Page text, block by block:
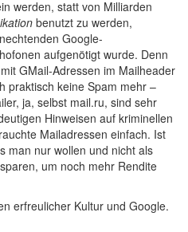
werden, statt von Milliarden
benutzt zu werden,
Google-
aufgenötigt wurde. Denn
GMail-Adressen im Mailheader
praktisch keine Spam mehr –
ja, selbst mail.ru, sind sehr
Hinweisen auf kriminellen
Mailadressen einfach. Ist
man nur wollen und nicht als
um noch mehr Rendite
erfreulicher Kultur und Google.